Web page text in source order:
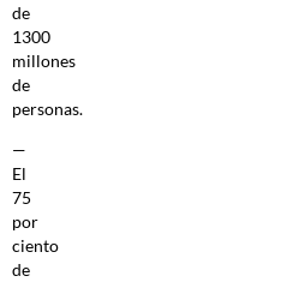
de
1300
millones
de
personas.
—
El
75
por
ciento
de